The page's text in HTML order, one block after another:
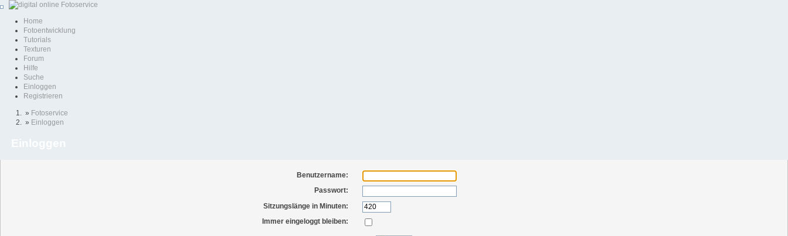
Home
Fotoentwicklung
Tutorials
Texturen
Forum
Hilfe
Suche
Einloggen
Registrieren
» Fotoservice
» Einloggen
Benutzername:
Passwort:
Sitzungslänge in Minuten:
Immer eingeloggt bleiben: